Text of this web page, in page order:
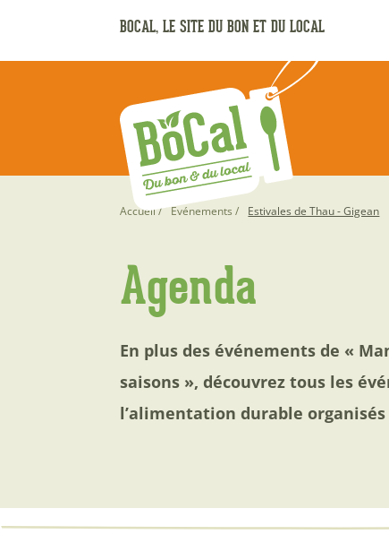
BOCAL, LE SITE DU BON ET DU LOCAL
Fil
d'Ariane
Accueil Événements Estivales de Thau - Gigean
Agenda
En plus des événements de «
saisons », découvrez tous les
l’alimentation durable